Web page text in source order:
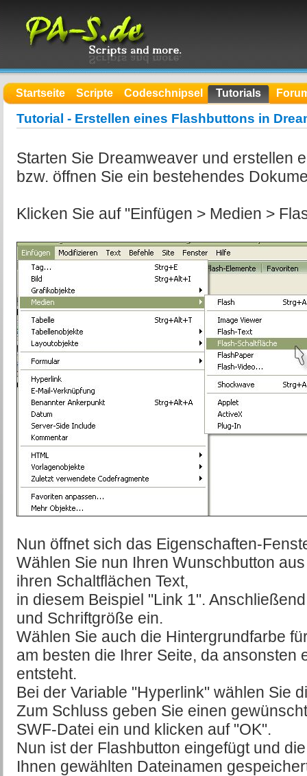
Startseite Scripte Codeschnipsel Tutorials
Tutorial - Erstellen eines Flashbuttons in
Starten Sie Dreamweaver und erstellen
bzw. öffnen Sie ein bestehendes
Klicken Sie auf "Einfügen > Medien >
Nun öffnet sich das Eigenschaften-
Wählen Sie nun Ihren Wunschbutton
ihren Schaltflächen Text,
in diesem Beispiel "Link 1".
und Schriftgröße ein.
Wählen Sie auch die Hintergrundfarbe
am besten die Ihrer Seite, da ansonsten
entsteht.
Bei der Variable "Hyperlink" wählen Sie
Zum Schluss geben Sie einen
SWF-Datei ein und klicken auf "OK".
Nun ist der Flashbutton eingefügt und
Ihnen gewählten Dateinamen